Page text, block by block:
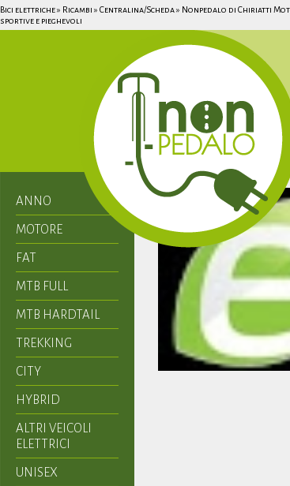
Bici elettriche » Ricambi » Centralina/Scheda » Nonpedalo di Chiriatti
sportive e pieghevoli
ANNO
MOTORE
FAT
MTB FULL
MTB HARDTAIL
TREKKING
CITY
HYBRID
ALTRI VEICOLI
ELETTRICI
UNISEX